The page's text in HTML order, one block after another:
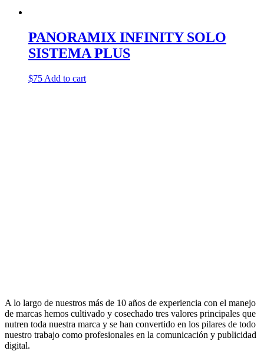
PANORAMIX INFINITY SOLO
SISTEMA PLUS
$75 Add to cart
A lo largo de nuestros más de 10 años de experiencia con el manejo
de marcas hemos cultivado y cosechado tres valores principales que
nutren toda nuestra marca y se han convertido en los pilares de todo
nuestro trabajo como profesionales en la comunicación y publicidad
digital.